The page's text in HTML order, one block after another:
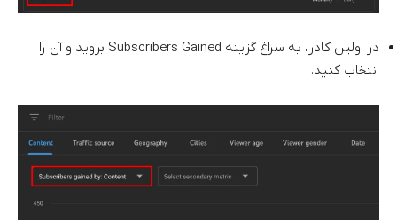
در اولین کادر، به سراغ گزینه Subscribers Gained بروید و آن را
انتخاب کنید.